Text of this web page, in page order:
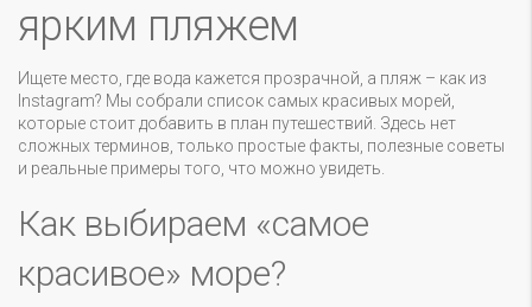
ярким пляжем
Ищете место, где вода кажется прозрачной, а пляж – как из
Instagram? Мы собрали список самых красивых морей,
которые стоит добавить в план путешествий. Здесь нет
сложных терминов, только простые факты, полезные советы
и реальные примеры того, что можно увидеть.
Как выбираем «самое
красивое» море?